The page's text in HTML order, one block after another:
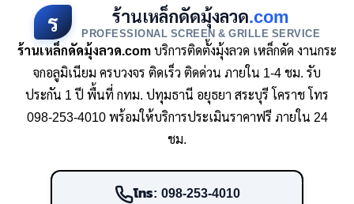
ร ร้านเหล็กดัดมุ้งลวด.com
PROFESSIONAL SCREEN & GRILLE SERVICE
ร้านเหล็กดัดมุ้งลวด.comบริการติดตั้งมุ้งลวด เหล็กดัด งานกระ
จกอลูมิเนียม ครบวงจร ติดเร็ว ติดด่วน ภายใน 1-4 ชม. รับ
ประกัน 1 ปี พื้นที่ กทม. ปทุมธานี อยุธยา สระบุรี โคราช โทร
098-253-4010 พร้อมให้บริการประเมินราคาฟรี ภายใน 24
ชม.
โทร: 098-253-4010